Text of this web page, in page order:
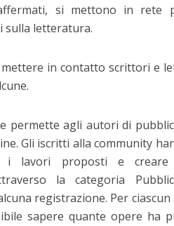
si mettono in rete
sulla letteratura.
in contatto scrittori e
permette agli autori di
Gli iscritti alla community
i lavori proposti e
la categoria
registrazione. Per
sapere quante opere ha